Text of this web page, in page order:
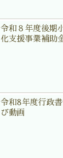
令和８年度後期
化支援事業補助
令和8年度行政
び動画